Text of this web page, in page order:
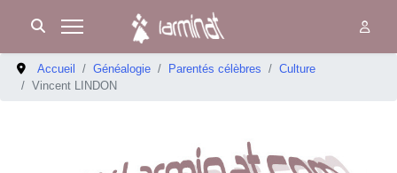
Accueil Généalogie Parentés célèbres
Culture
Vincent LINDON